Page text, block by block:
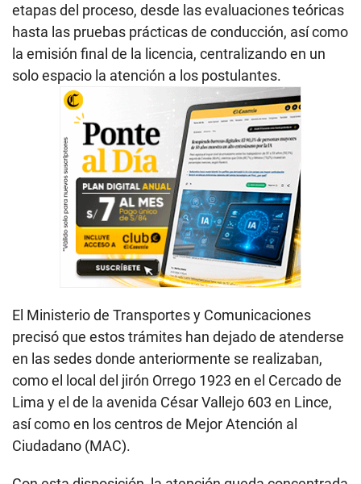
etapas del proceso, desde las evaluaciones teóricas
hasta las pruebas prácticas de conducción, así como
la emisión final de la licencia, centralizando en un
solo espacio la atención a los postulantes.
El Ministerio de Transportes y Comunicaciones
precisó que estos trámites han dejado de atenderse
en las sedes donde anteriormente se realizaban,
como el local del jirón Orrego 1923 en el Cercado de
Lima y el de la avenida César Vallejo 603 en Lince,
así como en los centros de Mejor Atención al
Ciudadano (MAC).